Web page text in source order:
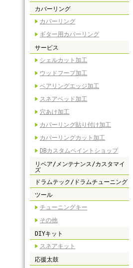
カバーリング
カバーリング
ギター用カバーリング
サービス
シェルカット加工
ウッドフープ加工
ベアリングエッジ加工
スネアベッド加工
穴あけ加工
カバーリング貼り付け加工
カバーリングカット加工
DBカスタムペイントショップ
リペア/メンテナンス/カスタマイ
ズ
ドラムテック/ドラムチューニング
ツール
チューニングキー
その他
DIYキット
スネアキット
応援太鼓